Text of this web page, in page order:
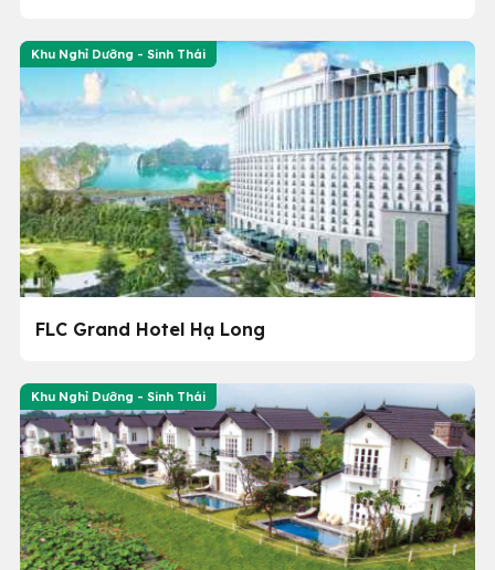
Khu Nghỉ Dưỡng - Sinh Thái
FLC Grand Hotel Hạ Long
Khu Nghỉ Dưỡng - Sinh Thái